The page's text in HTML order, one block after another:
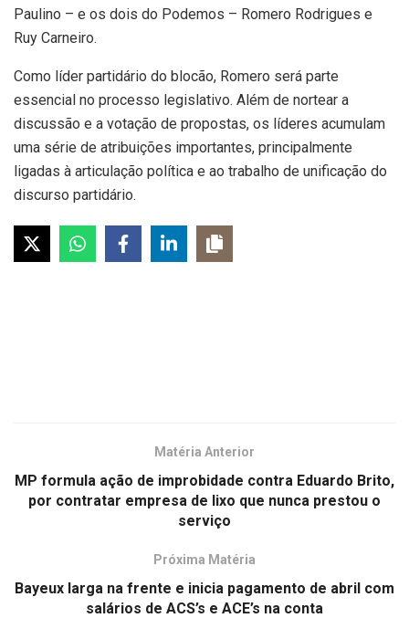
Paulino – e os dois do Podemos – Romero Rodrigues e
Ruy Carneiro.
Como líder partidário do blocão, Romero será parte
essencial no processo legislativo. Além de nortear a
discussão e a votação de propostas, os líderes acumulam
uma série de atribuições importantes, principalmente
ligadas à articulação política e ao trabalho de unificação do
discurso partidário.
Matéria Anterior
MP formula ação de improbidade contra Eduardo Brito,
por contratar empresa de lixo que nunca prestou o
serviço
Próxima Matéria
Bayeux larga na frente e inicia pagamento de abril com
salários de ACS’s e ACE’s na conta